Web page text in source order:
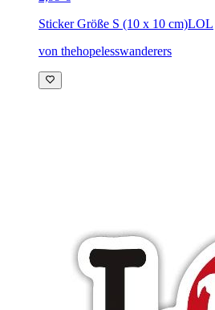
Sticker Größe S (10 x 10 cm)LOL
von thehopelesswanderers